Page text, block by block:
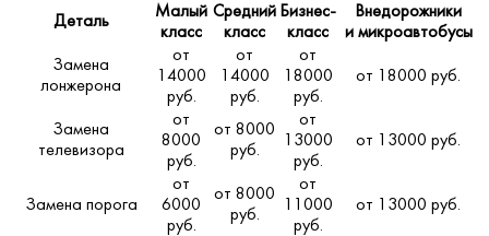
Деталь
Малый
класс
Средний
класс
Бизнес-
класс
Внедорожники
и микроавтобусы
Замена
лонжерона
от
14000
руб.
от
14000
руб.
от
18000
руб.
от 18000 руб.
Замена
телевизора
от
8000
руб.
от 8000
руб.
от
13000
руб.
от 13000 руб.
Замена порога
от
6000
руб.
от 8000
руб.
от
11000
руб.
от 13000 руб.